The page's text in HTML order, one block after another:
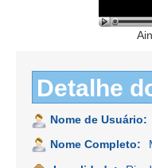
Detalhe
Nome de Usuário:
Nome Completo: